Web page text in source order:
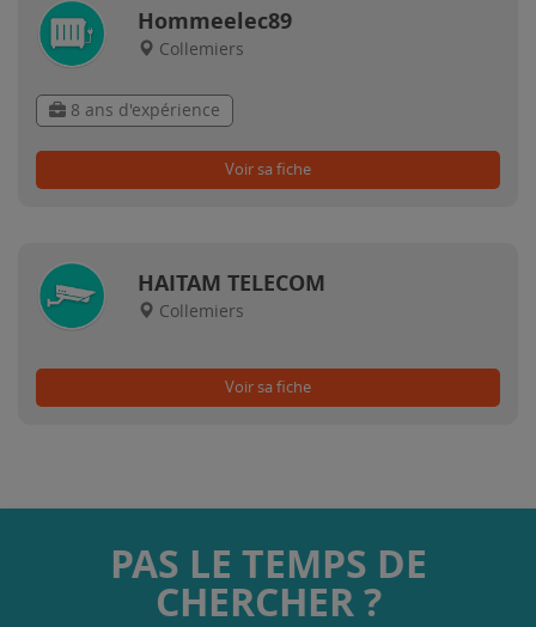
Hommeelec89
Collemiers
8 ans d'expérience
Voir sa fiche
HAITAM TELECOM
Collemiers
Voir sa fiche
PAS LE TEMPS DE
CHERCHER ?